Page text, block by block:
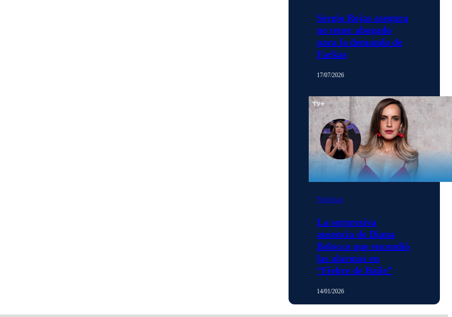
Sergio Rojas asegura
no tener abogado
para la demanda de
Farkas
17/07/2026
Noticias
La sorpresiva
ausencia de Diana
Bolocco que encendió
las alarmas en
“Fiebre de Baile”
14/01/2026